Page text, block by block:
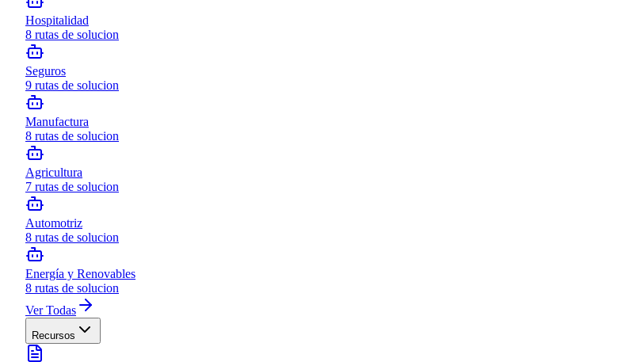
Hospitalidad
8 rutas de solucion
Seguros
9 rutas de solucion
Manufactura
8 rutas de solucion
Agricultura
7 rutas de solucion
Automotriz
8 rutas de solucion
Energía y Renovables
8 rutas de solucion
Ver Todas
Recursos